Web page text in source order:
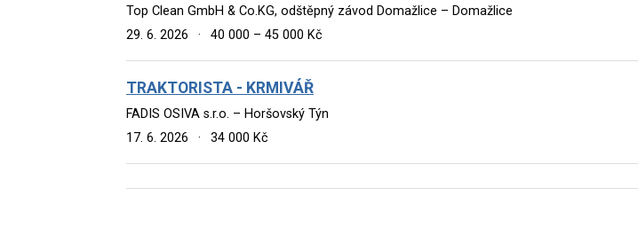
Top Clean GmbH & Co.KG, odštěpný závod Domažlice – Domažlice
29. 6. 2026
· 40 000 – 45 000 Kč
TRAKTORISTA - KRMIVÁŘ
FADIS OSIVA s.r.o. – Horšovský Týn
17. 6. 2026
· 34 000 Kč